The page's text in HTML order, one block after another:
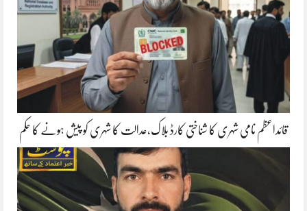
قائداعظم نامی شہری کا شناختی کارڈ بلاک،عدالت کا شہری کو پیش ہونے کا حکم